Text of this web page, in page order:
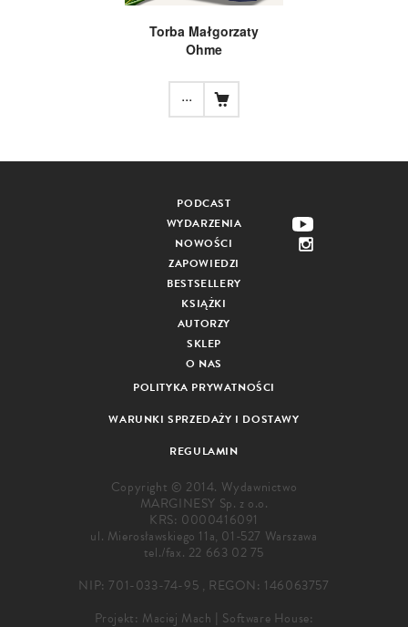
Torba Małgorzaty
Ohme
...
PODCAST
WYDARZENIA
NOWOŚCI
ZAPOWIEDZI
BESTSELLERY
KSIĄŻKI
AUTORZY
SKLEP
O NAS
POLITYKA PRYWATNOŚCI
WARUNKI SPRZEDAŻY I DOSTAWY
REGULAMIN
Copyright © 2014. Wydawnictwo
MARGINESY Sp. z o.o.
KRS: 0000416091
ul. Mierosławskiego 11a, 01-527 Warszawa
tel./fax. 22 663 02 75
NIP: 701-033-74-95 , REGON: 146063757
Projekt: Maciej Mach | Software House: